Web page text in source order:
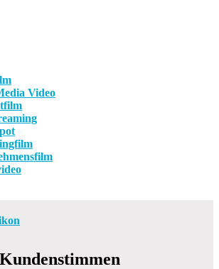
Video
Kundenstimmen